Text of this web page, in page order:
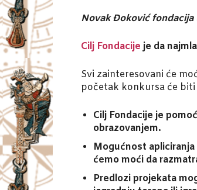
Novak Đoković
Cilj Fondacije je da
Svi zainteresovani će
početak konkursa će biti
Cilj Fondacije je
obrazovanjem.
Mogućnost
ćemo moći da
Predlozi projekata